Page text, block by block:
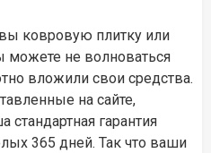
ковровую плитку или
можете не волноваться
вложили свои средства.
на сайте,
стандартная гарантия
365 дней. Так что ваши